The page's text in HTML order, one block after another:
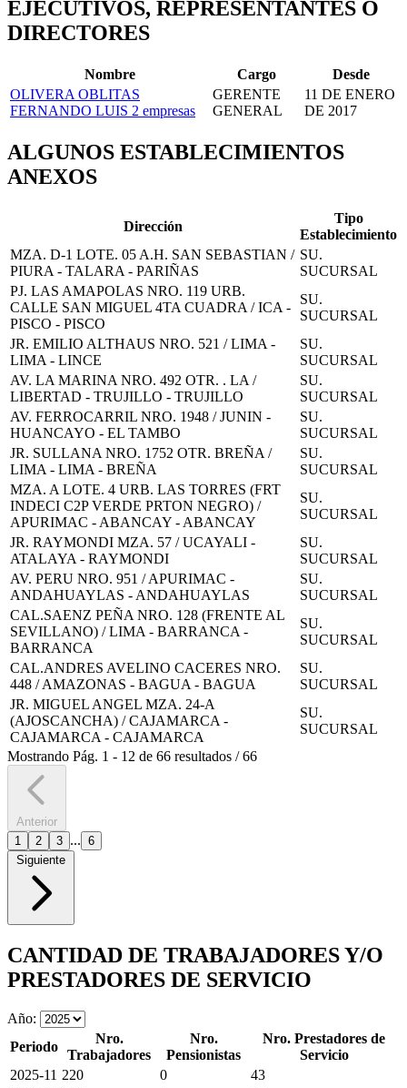
EJECUTIVOS, REPRESENTANTES O
DIRECTORES
Nombre Cargo
Desde
OLIVERA OBLITAS
FERNANDO LUIS 2 empresas
GERENTE
GENERAL
11 DE ENERO
DE 2017
ALGUNOS ESTABLECIMIENTOS
ANEXOS
Dirección
Tipo
Establecimiento
MZA. D-1 LOTE. 05 A.H. SAN SEBASTIAN /
PIURA - TALARA - PARIÑAS
SU.
SUCURSAL
PJ. LAS AMAPOLAS NRO. 119 URB.
CALLE SAN MIGUEL 4TA CUADRA / ICA -
PISCO - PISCO
SU.
SUCURSAL
JR. EMILIO ALTHAUS NRO. 521 / LIMA -
LIMA - LINCE
SU.
SUCURSAL
AV. LA MARINA NRO. 492 OTR. . LA /
LIBERTAD - TRUJILLO - TRUJILLO
SU.
SUCURSAL
AV. FERROCARRIL NRO. 1948 / JUNIN -
HUANCAYO - EL TAMBO
SU.
SUCURSAL
JR. SULLANA NRO. 1752 OTR. BREÑA /
LIMA - LIMA - BREÑA
SU.
SUCURSAL
MZA. A LOTE. 4 URB. LAS TORRES (FRT
INDECI C2P VERDE PRTON NEGRO) /
APURIMAC - ABANCAY - ABANCAY
SU.
SUCURSAL
JR. RAYMONDI MZA. 57 / UCAYALI -
ATALAYA - RAYMONDI
SU.
SUCURSAL
AV. PERU NRO. 951 / APURIMAC -
ANDAHUAYLAS - ANDAHUAYLAS
SU.
SUCURSAL
CAL.SAENZ PEÑA NRO. 128 (FRENTE AL
SEVILLANO) / LIMA - BARRANCA -
BARRANCA
SU.
SUCURSAL
CAL.ANDRES AVELINO CACERES NRO.
448 / AMAZONAS - BAGUA - BAGUA
SU.
SUCURSAL
JR. MIGUEL ANGEL MZA. 24-A
(AJOSCANCHA) / CAJAMARCA -
CAJAMARCA - CAJAMARCA
SU.
SUCURSAL
Mostrando Pág. 1 - 12 de 66 resultados /66
Anterior
1
2 3 ... 6
Siguiente
CANTIDAD DE TRABAJADORES Y/O
PRESTADORES DE SERVICIO
Año:
Periodo
Nro.
Trabajadores
Nro.
Pensionistas
Nro. Prestadores de
Servicio
2025-11 220 0
43